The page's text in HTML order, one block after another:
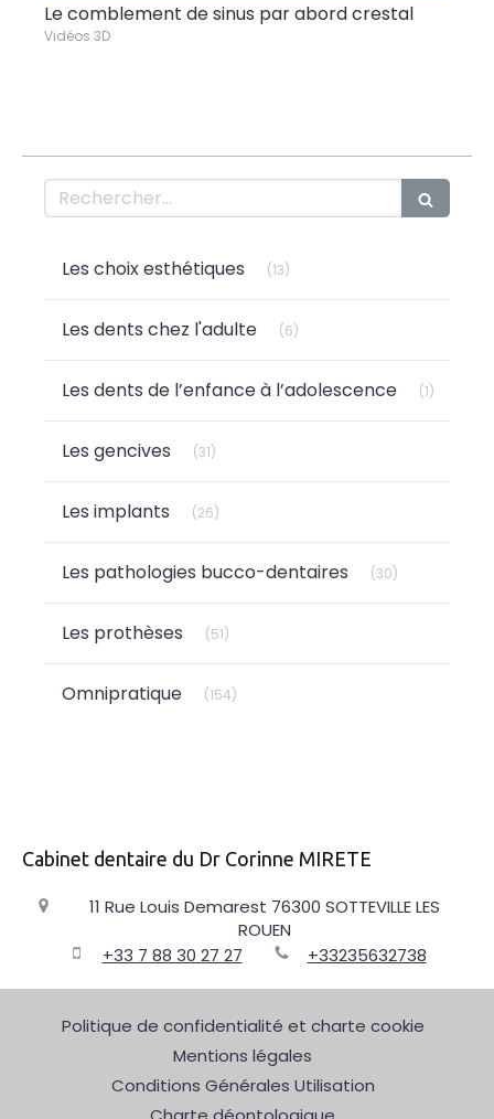
Le comblement de sinus par abord crestal
Vidéos 3D
Rechercher
Les choix esthétiques (13)
Les dents chez l'adulte (6)
Les dents de l’enfance à l’adolescence (1)
Les gencives (31)
Les implants (26)
Les pathologies bucco-dentaires (30)
Les prothèses (51)
Omnipratique (154)
Cabinet dentaire du Dr Corinne MIRETE
11 Rue Louis Demarest 76300 SOTTEVILLE LES
ROUEN
+33 7 88 30 27 27
+33235632738
Politique de confidentialité et charte cookie
Mentions légales
Conditions Générales Utilisation